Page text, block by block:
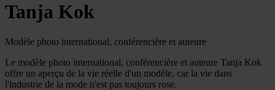
Tanja Kok
Modèle photo international, conférencière et auteure
Le modèle photo international, conférencière et auteure Tanja Kok
offre un aperçu de la vie réelle d'un modèle, car la vie dans
l'industrie de la mode n'est pas toujours rose.